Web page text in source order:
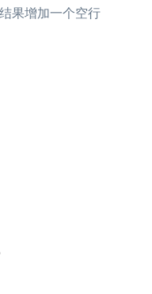
果增加一个空行